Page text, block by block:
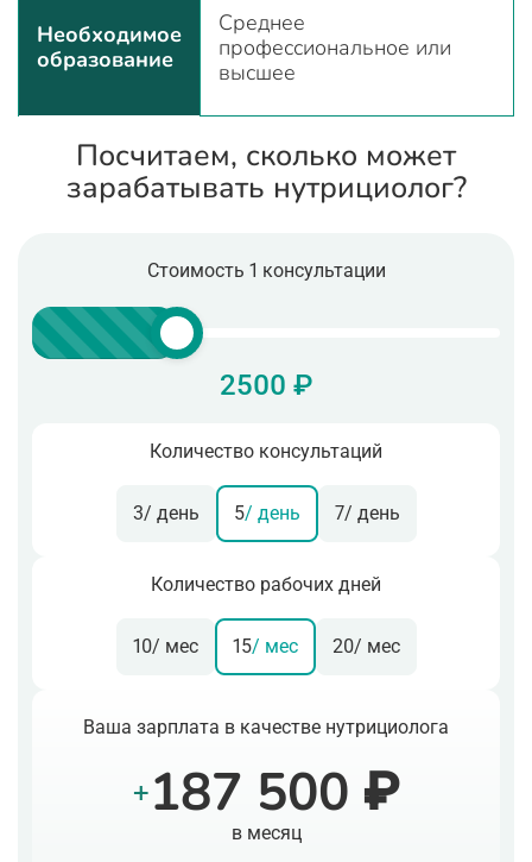
Необходимое
образование
Среднее
профессиональное или
высшее
Посчитаем, сколько может
зарабатывать нутрициолог?
Стоимость 1 консультации
2500 ₽
Количество консультаций
3/ день 5/ день 7/ день
Количество рабочих дней
10/ мес 15/ мес 20/ мес
Ваша зарплата в качестве нутрициолога
+187 500 ₽
в месяц